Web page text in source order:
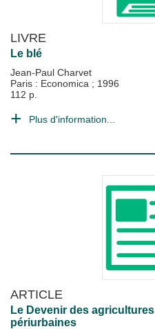
LIVRE
Le blé
Jean-Paul Charvet
Paris : Economica ; 1996
112 p.
Plus d'information...
ARTICLE
Le Devenir des agricultures
périurbaines